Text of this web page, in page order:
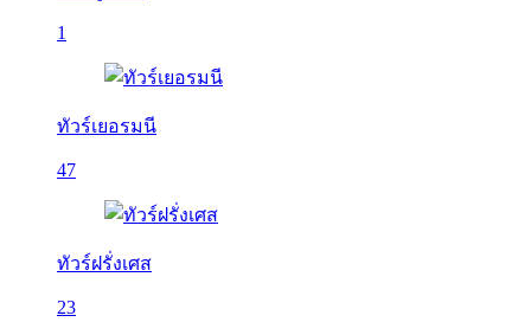
1
ทัวร์เยอรมนี
47
ทัวร์ฝรั่งเศส
23